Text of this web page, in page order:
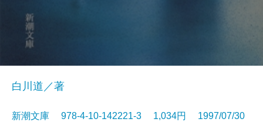
白川道／著
新潮文庫 978-4-10-142221-3 1,034円 1997/07/30